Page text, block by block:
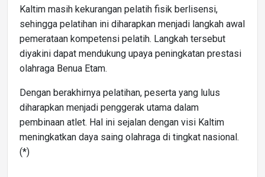
Kaltim masih kekurangan pelatih fisik berlisensi,
sehingga pelatihan ini diharapkan menjadi langkah awal
pemerataan kompetensi pelatih. Langkah tersebut
diyakini dapat mendukung upaya peningkatan prestasi
olahraga Benua Etam.
Dengan berakhirnya pelatihan, peserta yang lulus
diharapkan menjadi penggerak utama dalam
pembinaan atlet. Hal ini sejalan dengan visi Kaltim
meningkatkan daya saing olahraga di tingkat nasional.
(*)